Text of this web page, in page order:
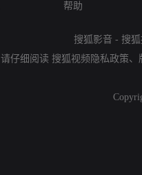
帮助
搜狐影音 - 搜
请仔细阅读 搜狐视频隐私政策、